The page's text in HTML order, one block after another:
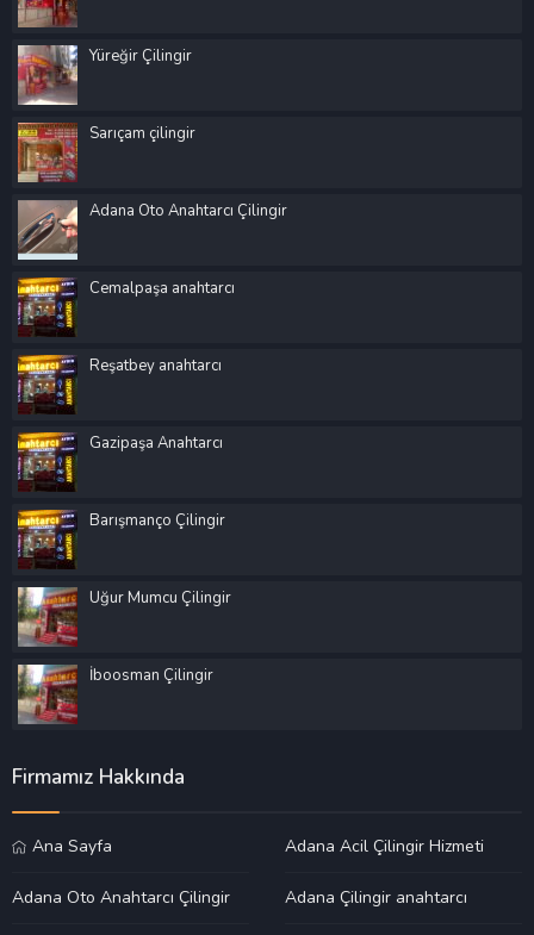
Yüreğir Çilingir
Sarıçam çilingir
Adana Oto Anahtarcı Çilingir
Cemalpaşa anahtarcı
Reşatbey anahtarcı
Gazipaşa Anahtarcı
Barışmanço Çilingir
Uğur Mumcu Çilingir
İboosman Çilingir
Firmamız Hakkında
Ana Sayfa Adana Acil Çilingir Hizmeti
Adana Oto Anahtarcı Çilingir Adana Çilingir anahtarcı